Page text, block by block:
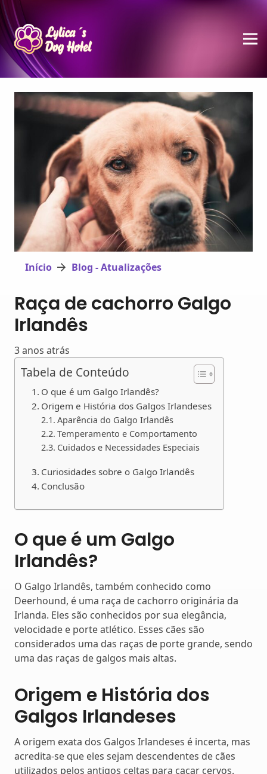
Início Blog - Atualizações
Raça de cachorro Galgo
Irlandês
3 anos atrás
Tabela de Conteúdo
O que é um Galgo Irlandês?
Origem e História dos Galgos Irlandeses
Aparência do Galgo Irlandês
Temperamento e Comportamento
Cuidados e Necessidades Especiais
Curiosidades sobre o Galgo Irlandês
Conclusão
O que é um Galgo
Irlandês?
O Galgo Irlandês, também conhecido como
Deerhound, é uma raça de cachorro originária da
Irlanda. Eles são conhecidos por sua elegância,
velocidade e porte atlético. Esses cães são
considerados uma das raças de porte grande, sendo
uma das raças de galgos mais altas.
Origem e História dos
Galgos Irlandeses
A origem exata dos Galgos Irlandeses é incerta, mas
acredita-se que eles sejam descendentes de cães
utilizados pelos antigos celtas para caçar cervos.